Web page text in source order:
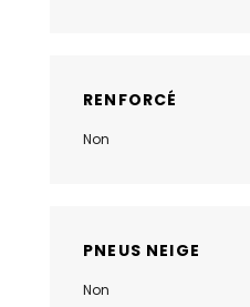
RENFORCÉ
Non
PNEUS NEIGE
Non